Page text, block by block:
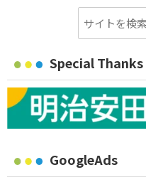
Special Thanks
GoogleAds